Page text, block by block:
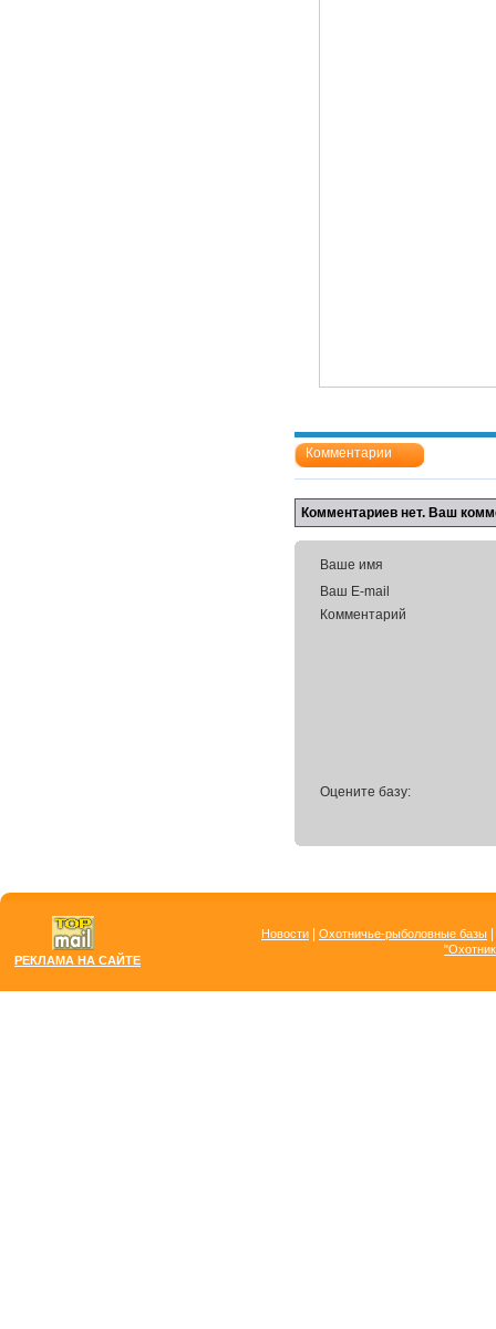
Комментарии
Комментариев нет. Ваш
Ваше имя
Ваш E-mail
Комментарий
Оцените базу:
РЕКЛАМА НА САЙТЕ
Новости Охотничье-рыболовные базы